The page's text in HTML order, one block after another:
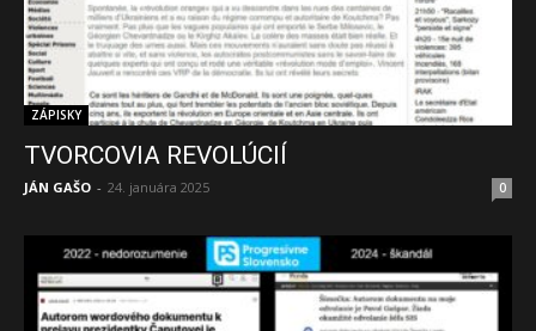
ZÁPISKY
TVORCOVIA REVOLÚCIÍ
JÁN GAŠO - 24. januára 2025 0